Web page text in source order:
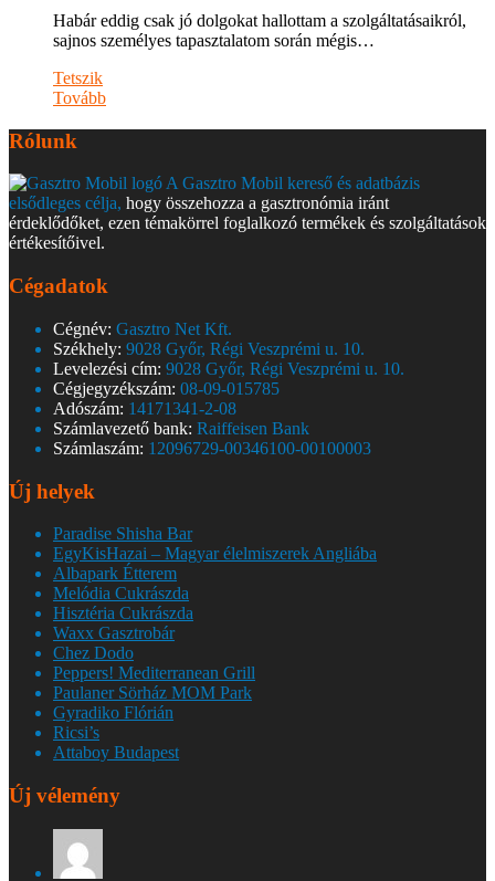
Habár eddig csak jó dolgokat hallottam a szolgáltatásaikról,
sajnos személyes tapasztalatom során mégis…
Tetszik
Tovább
Rólunk
A Gasztro Mobil kereső és adatbázis
elsődleges célja, hogy összehozza a gasztronómia iránt
érdeklődőket, ezen témakörrel foglalkozó termékek és szolgáltatások
értékesítőivel.
Cégadatok
Cégnév: Gasztro Net Kft.
Székhely: 9028 Győr, Régi Veszprémi u. 10.
Levelezési cím: 9028 Győr, Régi Veszprémi u. 10.
Cégjegyzékszám: 08-09-015785
Adószám: 14171341-2-08
Számlavezető bank: Raiffeisen Bank
Számlaszám: 12096729-00346100-00100003
Új helyek
Paradise Shisha Bar
EgyKisHazai – Magyar élelmiszerek Angliába
Albapark Étterem
Melódia Cukrászda
Hisztéria Cukrászda
Waxx Gasztrobár
Chez Dodo
Peppers! Mediterranean Grill
Paulaner Sörház MOM Park
Gyradiko Flórián
Ricsi’s
Attaboy Budapest
Új vélemény